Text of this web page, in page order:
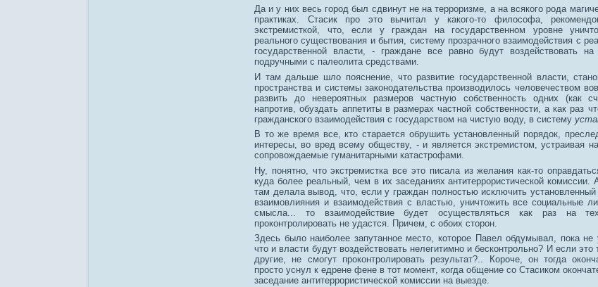
Да и у них весь город был сдвинут не на терроризме, а на всякого рода
практиках. Стасик про это вычитал у какого-то философа,
экстремисткой, что, если у граждан на государственном уровне
реального существования и бытия, систему прозрачного взаимодействия с
государственной власти, - граждане все равно будут воздействовать
подручными с палеолита средствами.
И там дальше шло пояснение, что развитие государственной власти,
пространства и системы законодательства производилось человечеством
развить до невероятных размеров частную собственность одних (как
напротив, обуздать аппетиты в размерах частной собственности, а как раз
гражданского взаимодействия с государством на чистую воду, в систему
В то же время все, кто старается обрушить установленный порядок,
интересы, во вред всему обществу, - и является экстремистом, устраивая
сопровождаемые гуманитарными катастрофами.
Ну, понятно, что экстремистка все это писала из желания как-то
куда более реальный, чем в их заседаниях антитеррористической комиссии.
там делала вывод, что, если у граждан полностью исключить
взаимовлияния и взаимодействия с властью, уничтожить все социальные
смысла... то взаимодействие будет осуществляться как раз на
проконтролировать не удастся. Причем, с обоих сторон.
Здесь было наиболее запутанное место, которое Павел обдумывал, пока не
что и власти будут воздействовать нелегитимно и бесконтрольно? И если это
другие, не смогут проконтролировать результат?.. Короче, он тогда
просто уснул к едрене фене в тот момент, когда общение со Стасиком
заседание антитеррористической комиссии на выезде.